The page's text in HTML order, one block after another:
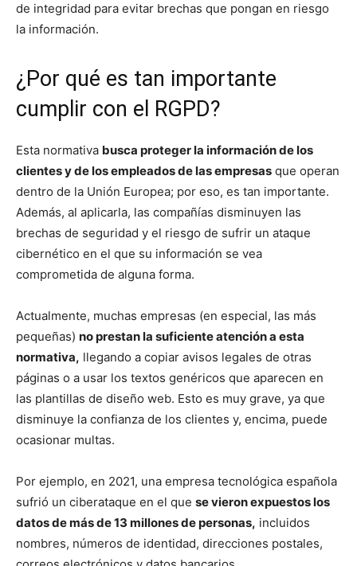
de integridad para evitar brechas que pongan en riesgo
la información.
¿Por qué es tan importante
cumplir con el RGPD?
Esta normativa busca proteger la información de los
clientes y de los empleados de las empresas que operan
dentro de la Unión Europea; por eso, es tan importante.
Además, al aplicarla, las compañías disminuyen las
brechas de seguridad y el riesgo de sufrir un ataque
cibernético en el que su información se vea
comprometida de alguna forma.
Actualmente, muchas empresas (en especial, las más
pequeñas) no prestan la suficiente atención a esta
normativa, llegando a copiar avisos legales de otras
páginas o a usar los textos genéricos que aparecen en
las plantillas de diseño web. Esto es muy grave, ya que
disminuye la confianza de los clientes y, encima, puede
ocasionar multas.
Por ejemplo, en 2021, una empresa tecnológica española
sufrió un ciberataque en el que se vieron expuestos los
datos de más de 13 millones de personas, incluidos
nombres, números de identidad, direcciones postales,